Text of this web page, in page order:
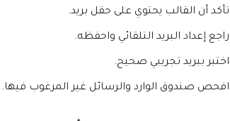
تأكد أن القالب يحتوي على حقل بريد.
راجع إعداد البريد التلقائي واحفظه.
اختبر ببريد تجريبي صحيح.
افحص صندوق الوارد والرسائل غير المرغوب فيها.